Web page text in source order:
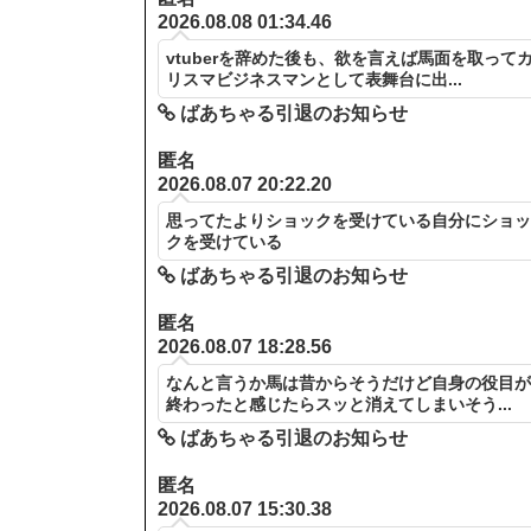
2026.08.08 01:34.46
vtuberを辞めた後も、欲を言えば馬面を取ってカ
リスマビジネスマンとして表舞台に出...
ばあちゃる引退のお知らせ
匿名
2026.08.07 20:22.20
思ってたよりショックを受けている自分にショッ
クを受けている
ばあちゃる引退のお知らせ
匿名
2026.08.07 18:28.56
なんと言うか馬は昔からそうだけど自身の役目が
終わったと感じたらスッと消えてしまいそう...
ばあちゃる引退のお知らせ
匿名
2026.08.07 15:30.38